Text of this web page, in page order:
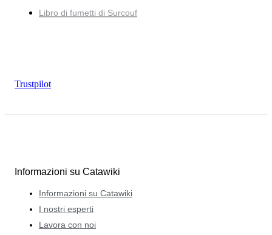
Libro di fumetti di Surcouf
Trustpilot
Informazioni su Catawiki
Informazioni su Catawiki
I nostri esperti
Lavora con noi